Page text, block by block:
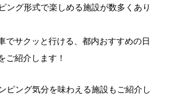
ング形式で楽しめる施設が数多くあり
でサクッと行ける、都内おすすめの日
ご紹介します！
ピング気分を味わえる施設もご紹介し